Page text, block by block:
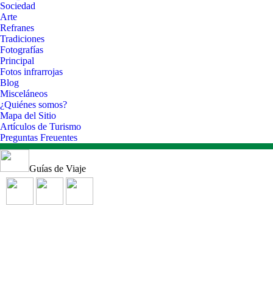
Sociedad
Arte
Refranes
Tradiciones
Fotografías
Principal
Fotos infrarrojas
Blog
Misceláneos
¿Quiénes somos?
Mapa del Sitio
Artículos de Turismo
Preguntas Freuentes
Guías de Viaje